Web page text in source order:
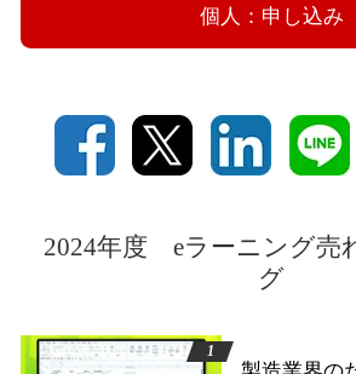
個人：申し込み
2024年度 eラーニング売
グ